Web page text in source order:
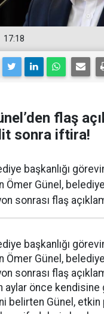
17:18
flaş
sonra iftira!
başkanlığı
Ömer Günel,
sonrası flaş
başkanlığı
Ömer Günel,
sonrası flaş
aylar önce
belirten Günel, etkin